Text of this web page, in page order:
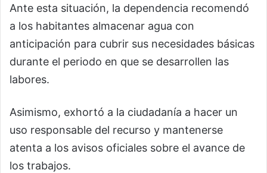
Ante esta situación, la dependencia recomendó
a los habitantes almacenar agua con
anticipación para cubrir sus necesidades básicas
durante el periodo en que se desarrollen las
labores.
Asimismo, exhortó a la ciudadanía a hacer un
uso responsable del recurso y mantenerse
atenta a los avisos oficiales sobre el avance de
los trabajos.